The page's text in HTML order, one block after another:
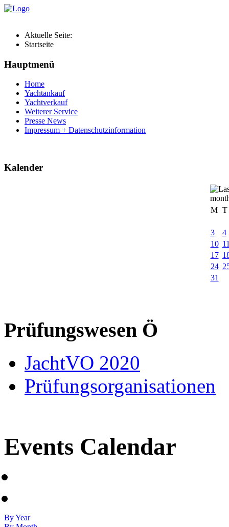
Aktuelle Seite:
Startseite
Hauptmenü
Home
Yachtankauf
Yachtverkauf
Weiterer Service
Presse News
Impressum + Datenschutzinformation
Kalender
M T
3
4
10
17
24
31
Prüfungswesen Ö
JachtVO 2020
Prüfungsorganisationen
Events Calendar
By Year